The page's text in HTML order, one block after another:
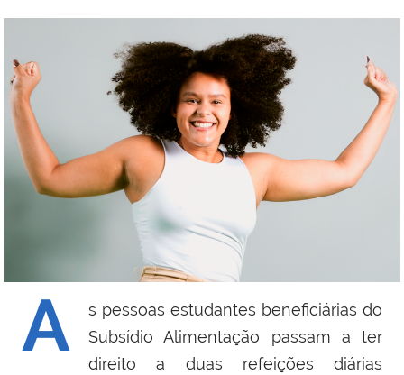
A
s pessoas estudantes beneficiárias do
Subsídio Alimentação passam a ter
direito a duas refeições diárias